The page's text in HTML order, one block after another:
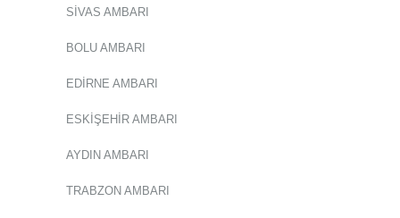
SİVAS AMBARI
BOLU AMBARI
EDİRNE AMBARI
ESKİŞEHİR AMBARI
AYDIN AMBARI
TRABZON AMBARI